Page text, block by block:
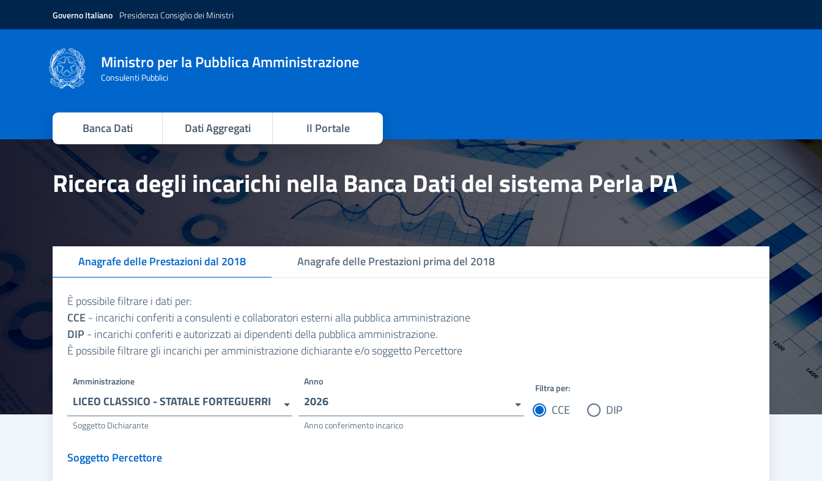
Governo Italiano Presidenza Consiglio dei Ministri
Ministro per la Pubblica Amministrazione
Consulenti Pubblici
Banca Dati Dati Aggregati Il Portale
Ricerca degli incarichi nella Banca Dati del sistema Perla PA
Anagrafe delle Prestazioni dal 2018 Anagrafe delle Prestazioni prima del 2018
È possibile filtrare i dati per:
CCE- incarichi conferiti a consulenti e collaboratori esterni alla pubblica amministrazione
DIP - incarichi conferiti e autorizzati ai dipendenti della pubblica amministrazione.
È possibile filtrare gli incarichi per amministrazione dichiarante e/o soggetto Percettore
Amministrazione
LICEO CLASSICO - STATALE FORTEGUERRI
Soggetto Dichiarante
Anno
2026
Anno conferimento incarico
Filtra per:
CCE DIP
Soggetto Percettore